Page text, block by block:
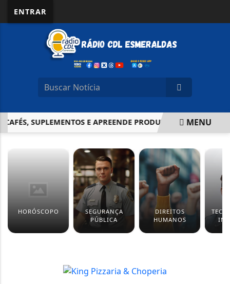
ENTRAR
SUPLEMENTOS E APREENDE PRODUTOS IRREGULARES
MENU
HORÓSCOPO
SEGURANÇA
PÚBLICA
DIREITOS
HUMANOS